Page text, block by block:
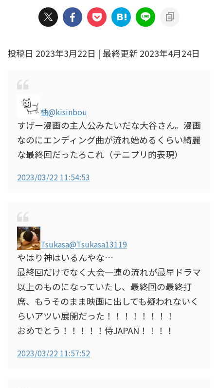
投稿日 2023年3月22日 | 最終更新 2023年4月24日
柚@kisinbou
すげー漫画の主人公みたいだな大谷さん。漫画
なのにエンディング曲が流れ始めるくらい綺麗
な最終回だったろこれ（テニプリ的表現）
2023/03/22 11:54:53
Tsukasa@Tsukasa13119
やはり神はいるんやな…
最終回だけでなく大会一連の流れが最早ドラマ
以上のものになっていたし、最終回の最終打
席、もうそのまま映画に出しても疑われないく
らいアツい展開だった！！！！！！！！
おめでとう！！！！！侍JAPAN！！！！
2023/03/22 11:57:52